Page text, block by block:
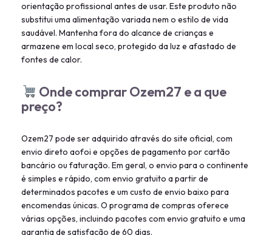
orientação profissional antes de usar. Este produto não
substitui uma alimentação variada nem o estilo de vida
saudável. Mantenha fora do alcance de crianças e
armazene em local seco, protegido da luz e afastado de
fontes de calor.
Onde comprar Ozem27 e a que
preço?
Ozem27 pode ser adquirido através do site oficial, com
envio direto aofoi e opções de pagamento por cartão
bancário ou faturação. Em geral, o envio para o continente
é simples e rápido, com envio gratuito a partir de
determinados pacotes e um custo de envio baixo para
encomendas únicas. O programa de compras oferece
várias opções, incluindo pacotes com envio gratuito e uma
garantia de satisfação de 60 dias.